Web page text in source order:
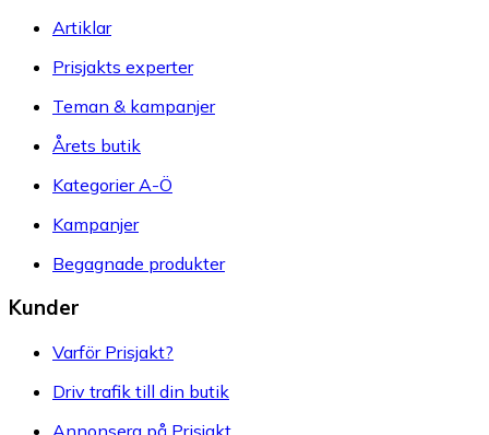
Artiklar
Prisjakts experter
Teman & kampanjer
Årets butik
Kategorier A-Ö
Kampanjer
Begagnade produkter
Kunder
Varför Prisjakt?
Driv trafik till din butik